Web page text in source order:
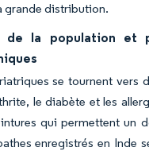
grande distribution.
de la population et
se tournent vers
le diabète et les
qui permettent un
enregistrés en Inde